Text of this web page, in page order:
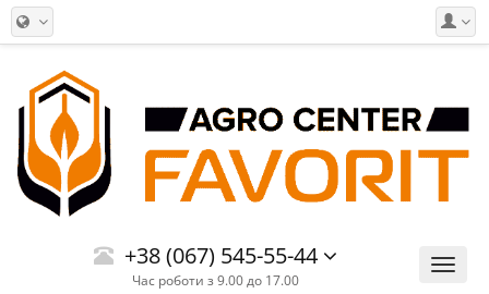
Меню
+38 (067) 545-55-44
Час роботи з 9.00 до 17.00